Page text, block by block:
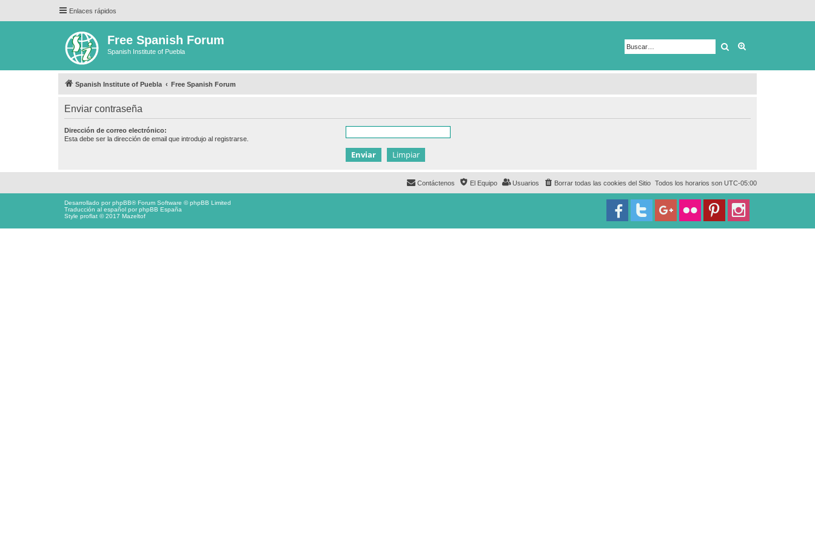
Enlaces rápidos
Free Spanish Forum
Spanish Institute of Puebla Buscar
Spanish Institute of Puebla Free Spanish Forum
Enviar contraseña
Dirección de correo electrónico:
Esta debe ser la dirección de email que introdujo al registrarse.
Todos los horarios son UTC-05:00
Borrar todas las cookies del Sitio
Usuarios
El Equipo
Contáctenos
Desarrollado porphpBB® Forum Software © phpBB Limited
Traducción al español porphpBB España
Style proflat © 2017 Mazeltof